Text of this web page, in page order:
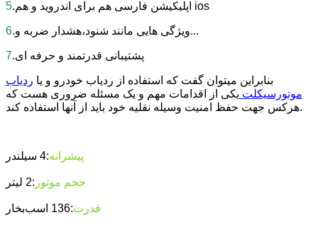
5 .اپلیکیشن فارسی هم برای اندروید و هم ios
6 .ویژگی هایی مانند شنود،هشدار ضربه و...
7 .پشتیبانی قدرتمند و حرفه ای
بنابراین میتوان گفت که استفاده از ردیاب خودرو و یا ردیاب
موتورسیکلت یکی از اقدامات مهم و یک مسئله ضروری هست که
هرکس جهت حفظ امنیت وسیله نقلیه خود باید از آنها استفاده کند.
پیشرانه:4 سیلندر
حجم موتور :2 لیتر
قدرت:136 اسب‌بخار